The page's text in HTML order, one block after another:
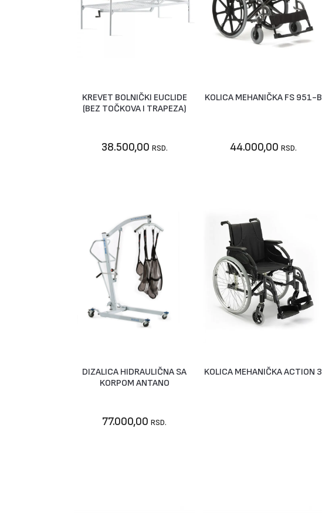
U korpu
KREVET BOLNIČKI EUCLIDE
(BEZ TOČKOVA I TRAPEZA)
38.500,00 RSD.
Vidi artikal
KOLICA MEHANIČKA FS 951-B
44.000,00 RSD.
Nije dostupno
DIZALICA HIDRAULIČNA SA
KORPOM ANTANO
77.000,00RSD.
Na Upit
KOLICA MEHANIČKA ACTION 3